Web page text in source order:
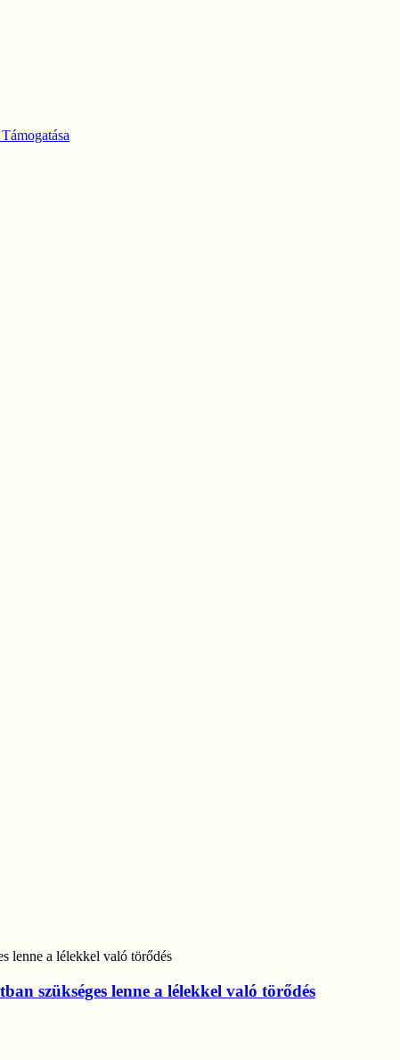
szükséges lenne a lélekkel való törődés